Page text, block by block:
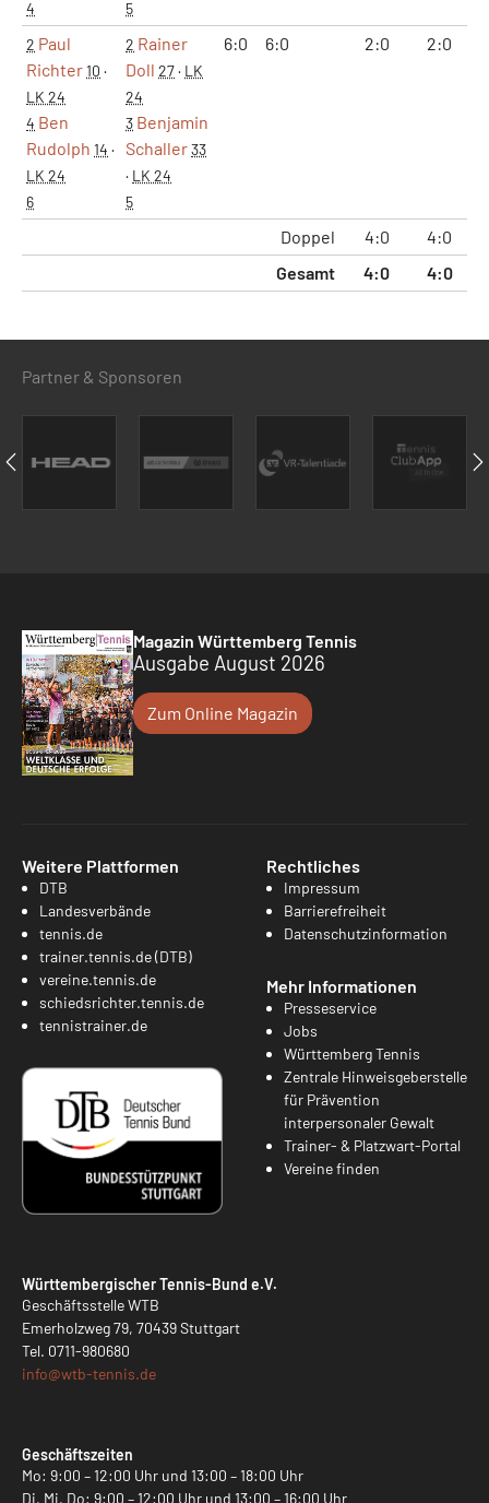
4
5
2 Paul
Richter10 ·
LK 24
4 Ben
Rudolph 14 ·
LK 24
6
2 Rainer
Doll 27· LK
24
3 Benjamin
Schaller33
· LK 24
5
6:0 6:0 2:0 2:0
Doppel 4:0 4:0
Gesamt
4:0 4:0
Partner & Sponsoren
Magazin Württemberg Tennis
Ausgabe August 2026
Zum Online Magazin
Weitere Plattformen
DTB
Landesverbände
tennis.de
trainer.tennis.de (DTB)
vereine.tennis.de
schiedsrichter.tennis.de
tennistrainer.de
Rechtliches
Impressum
Barrierefreiheit
Datenschutzinformation
Mehr Informationen
Presseservice
Jobs
Württemberg Tennis
Zentrale Hinweisgeberstelle
für Prävention
interpersonaler Gewalt
Trainer- & Platzwart-Portal
Vereine finden
Württembergischer Tennis-Bund e.V.
Geschäftsstelle WTB
Emerholzweg 79, 70439 Stuttgart
Tel. 0711-980680
info@wtb-tennis.de
Geschäftszeiten
Mo: 9:00 – 12:00 Uhr und 13:00 – 18:00 Uhr
Di, Mi, Do: 9:00 – 12:00 Uhr und 13:00 – 16:00 Uhr